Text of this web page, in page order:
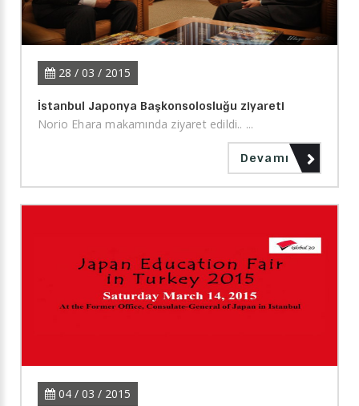
28 / 03 / 2015
İstanbul Japonya Başkonsolosluğu ziyareti
Norio Ehara makamında ziyaret edildi.. ...
Devamı
04 / 03 / 2015